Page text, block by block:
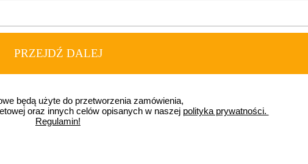
PRZEJDŹ DALEJ
będą użyte do przetworzenia zamówienia,
oraz innych celów opisanych w naszej polityka prywatności.
Regulamin!